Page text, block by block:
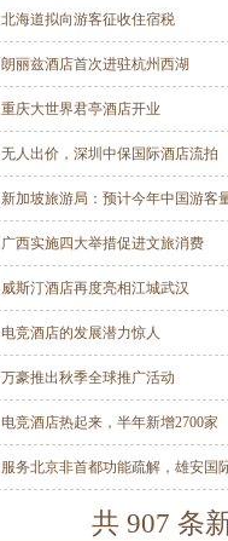
北海道拟向游客征收住宿税
朗丽兹酒店首次进驻杭州西湖
重庆大世界君亭酒店开业
无人出价，深圳中保国际酒店流拍
新加坡旅游局：预计今年中国游客
广西实施四大举措促进文旅消费
威斯汀酒店再度亮相江城武汉
电竞酒店的发展潜力惊人
万豪推出秋季全球推广活动
电竞酒店热起来，半年新增2700家
服务北京非首都功能疏解，雄安国
共 907 条